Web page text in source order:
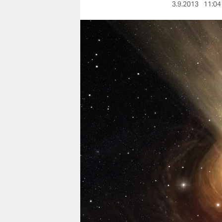
nord
wahrheit
verlag
verlag
veranstaltungen
shop
fragen & hilfe
unterstützen
abo
genossenschaft
3.9.2013